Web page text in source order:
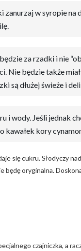
w syropie na
za rzadki i nie
Nie będzie także
są dłużej świeże i
i wody. Jeśli jednak
kawałek kory
się cukru. Słodyczy
będę oryginalna.
czajniczka, a